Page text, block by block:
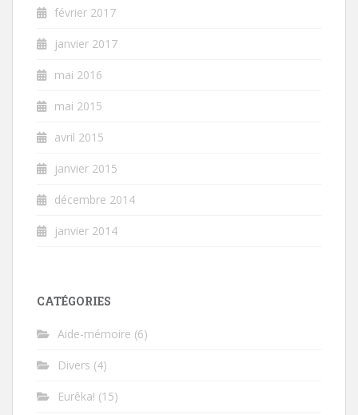
février 2017
janvier 2017
mai 2016
mai 2015
avril 2015
janvier 2015
décembre 2014
janvier 2014
CATÉGORIES
Aide-mémoire (6)
Divers (4)
Eurêka! (15)